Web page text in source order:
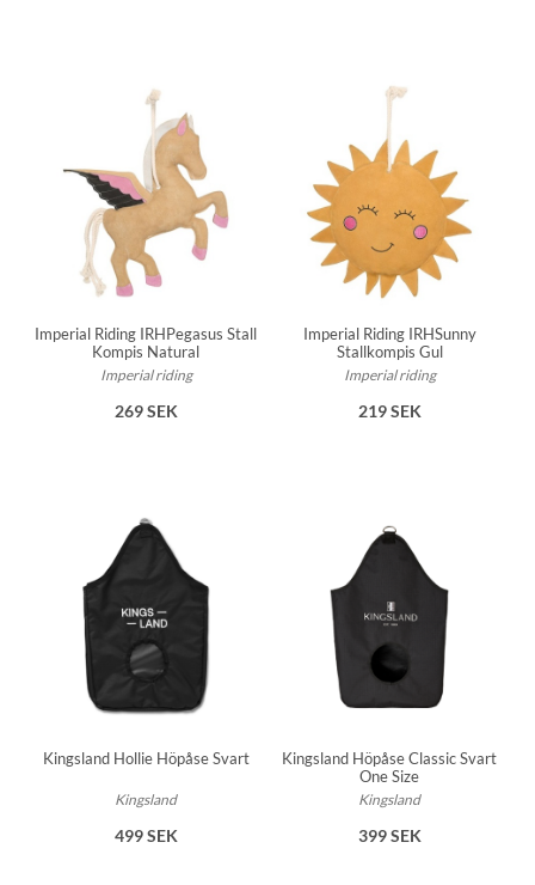
Imperial Riding IRHPegasus Stall
Kompis Natural
Imperial riding
269 SEK
Imperial Riding IRHSunny
Stallkompis Gul
Imperial riding
219 SEK
Kingsland Hollie Höpåse Svart
Kingsland
499 SEK
Kingsland Höpåse Classic Svart
One Size
Kingsland
399 SEK